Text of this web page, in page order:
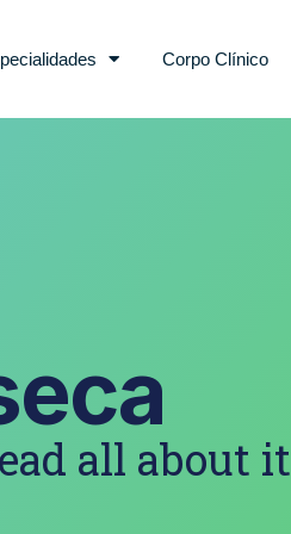
Corpo Clínico
all about it